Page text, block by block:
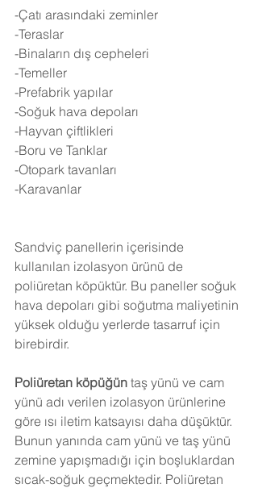
-Çatı arasındaki zeminler
-Teraslar
-Binaların dış cepheleri
-Temeller
-Prefabrik yapılar
-Soğuk hava depoları
-Hayvan çiftlikleri
-Boru ve Tanklar
-Otopark tavanları
-Karavanlar
Sandviç panellerin içerisinde
kullanılan izolasyon ürünü de
poliüretan köpüktür. Bu paneller soğuk
hava depoları gibi soğutma maliyetinin
yüksek olduğu yerlerde tasarruf için
birebirdir.
Poliüretan köpüğün taş yünü ve cam
yünü adı verilen izolasyon ürünlerine
göre ısı iletim katsayısı daha düşüktür.
Bunun yanında cam yünü ve taş yünü
zemine yapışmadığı için boşluklardan
sıcak-soğuk geçmektedir. Poliüretan